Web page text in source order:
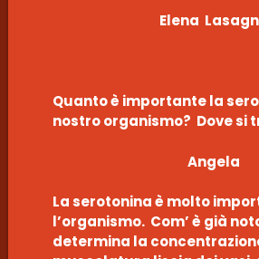
Elena
Quanto è importante la
nostro organismo? Dove si
Angela
La serotonina è molto
l’organismo. Com’ è già
determina la